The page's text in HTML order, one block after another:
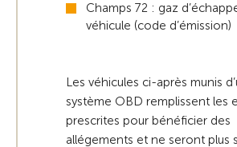
Champs 72 : gaz
véhicule (code d’émission)
Les véhicules ci-après munis
système OBD remplissent les
prescrites pour bénéficier des
allégements et ne seront plus